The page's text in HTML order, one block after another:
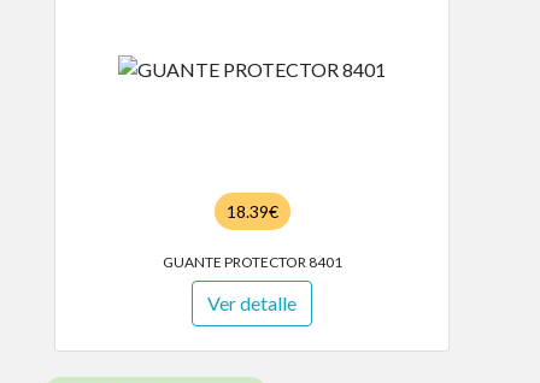
18.39€
GUANTE PROTECTOR 8401
Ver detalle